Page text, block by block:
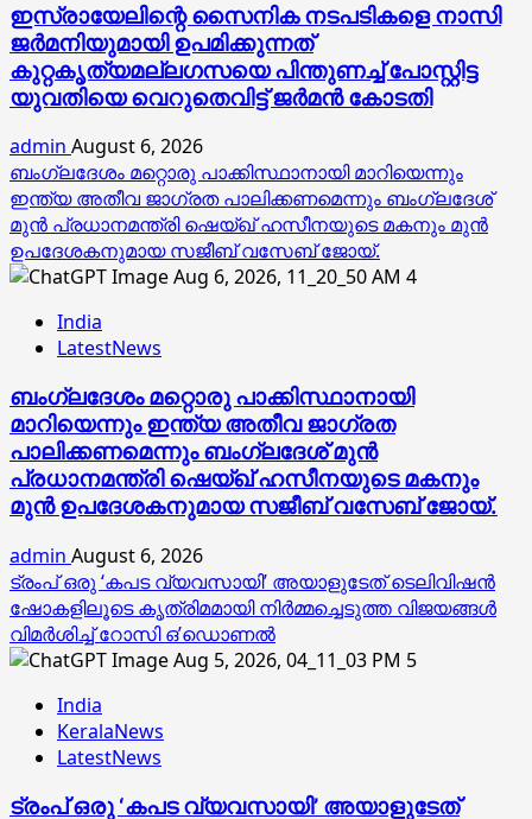
ഇസ്രായേലിന്റെ സൈനിക നടപടികളെ നാസി
ജര്‍മനിയുമായി ഉപമിക്കുന്നത്
കുറ്റകൃത്യമല്ലഗസയെ പിന്തുണച്ച് പോസ്റ്റിട്ട
യുവതിയെ വെറുതെവിട്ട് ജര്‍മന്‍ കോടതി
admin August 6, 2026
ബംഗ്ലദേശം മറ്റൊരു പാക്കിസ്ഥാനായി മാറിയെന്നും
ഇന്ത്യ അതീവ ജാഗ്രത പാലിക്കണമെന്നും ബംഗ്ലദേശ്
മുൻ പ്രധാനമന്ത്രി ഷെയ്ഖ് ഹസീനയുടെ മകനും മുൻ
ഉപദേശകനുമായ സജീബ് വസേബ് ജോയ്.
4
India
LatestNews
ബംഗ്ലദേശം മറ്റൊരു പാക്കിസ്ഥാനായി
മാറിയെന്നും ഇന്ത്യ അതീവ ജാഗ്രത
പാലിക്കണമെന്നും ബംഗ്ലദേശ് മുൻ
പ്രധാനമന്ത്രി ഷെയ്ഖ് ഹസീനയുടെ മകനും
മുൻ ഉപദേശകനുമായ സജീബ് വസേബ് ജോയ്.
admin August 6, 2026
ട്രംപ് ഒരു ‘കപട വ്യവസായി’ അയാളുടേത് ടെലിവിഷന്‍
ഷോകളിലൂടെ കൃത്രിമമായി നിര്‍മ്മച്ചെടുത്ത വിജയങ്ങള്‍
വിമര്‍ശിച്ച് റോസി ഒ’ഡൊണല്‍
5
India
KeralaNews
LatestNews
ട്രംപ് ഒരു ‘കപട വ്യവസായി’ അയാളുടേത്